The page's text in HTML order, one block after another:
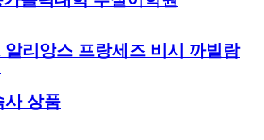
리앙스 프랑세즈 비시 까빌람
사 상품